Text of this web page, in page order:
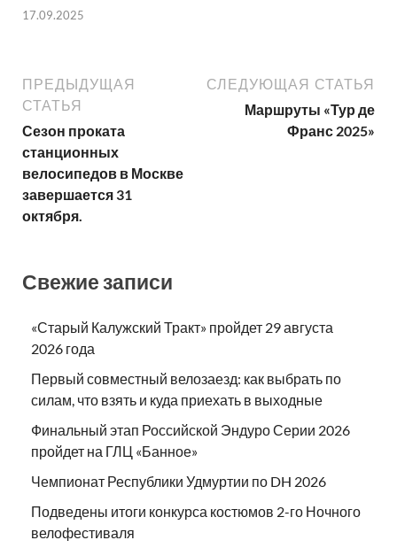
17.09.2025
ПРЕДЫДУЩАЯ
СТАТЬЯ
Сезон проката
станционных
велосипедов в Москве
завершается 31
октября.
СЛЕДУЮЩАЯ СТАТЬЯ
Маршруты «Тур де
Франс 2025»
Свежие записи
«Старый Калужский Тракт» пройдет 29 августа
2026 года
Первый совместный велозаезд: как выбрать по
силам, что взять и куда приехать в выходные
Финальный этап Российской Эндуро Серии 2026
пройдет на ГЛЦ «Банное»
Чемпионат Республики Удмуртии по DH 2026
Подведены итоги конкурса костюмов 2-го Ночного
велофестиваля